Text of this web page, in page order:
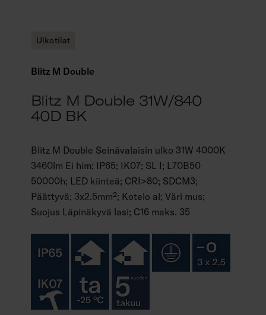
Ulkotilat
Blitz M Double
Blitz M Double 31W/840
40D BK
Blitz M Double Seinävalaisin ulko 31W 4000K
3460lm Ei him; IP65; IK07; SL I; L70B50
50000h; LED kiinteä; CRI>80; SDCM3;
Päättyvä; 3x2.5mm²; Kotelo al; Väri mus;
Suojus Läpinäkyvä lasi; C16 maks. 35